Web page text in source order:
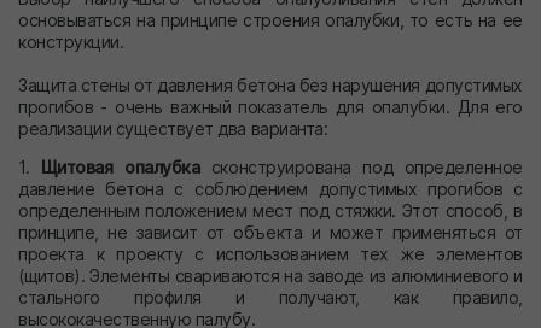
основываться на принципе строения опалубки, то есть на ее
конструкции.
Защита стены от давления бетона без нарушения допустимых
прогибов - очень важный показатель для опалубки. Для его
реализации существует два варианта:
1. Щитовая опалубкасконструирована под определенное
давление бетона с соблюдением допустимых прогибов с
определенным положением мест под стяжки. Этот способ, в
принципе, не зависит от объекта и может применяться от
проекта к проекту с использованием тех же элементов
(щитов). Элементы свариваются на заводе из алюминиевого и
стального профиля и получают, как правило,
высококачественную палубу.